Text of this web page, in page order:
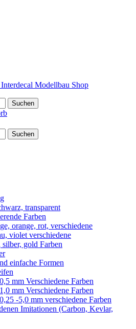
Suchen
Suchen
transparent
Farben
orange, rot, verschiedene
violet verschiedene
gold Farben
einfache Formen
mm Verschiedene Farben
mm Verschiedene Farben
-5,0 mm verschiedene Farben
Imitationen (Carbon, Kevlar,